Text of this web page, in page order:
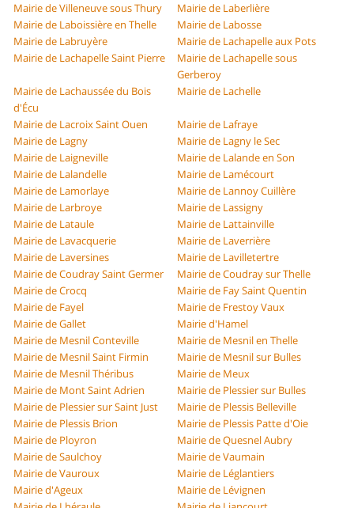
Mairie de Villeneuve sous Thury
Mairie de Laberlière
Mairie de Laboissière en Thelle
Mairie de Labosse
Mairie de Labruyère
Mairie de Lachapelle aux Pots
Mairie de Lachapelle Saint Pierre
Mairie de Lachapelle sous
Gerberoy
Mairie de Lachaussée du Bois
d'Écu
Mairie de Lachelle
Mairie de Lacroix Saint Ouen
Mairie de Lafraye
Mairie de Lagny
Mairie de Lagny le Sec
Mairie de Laigneville
Mairie de Lalande en Son
Mairie de Lalandelle
Mairie de Lamécourt
Mairie de Lamorlaye
Mairie de Lannoy Cuillère
Mairie de Larbroye
Mairie de Lassigny
Mairie de Lataule
Mairie de Lattainville
Mairie de Lavacquerie
Mairie de Laverrière
Mairie de Laversines
Mairie de Lavilletertre
Mairie de Coudray Saint Germer
Mairie de Coudray sur Thelle
Mairie de Crocq
Mairie de Fay Saint Quentin
Mairie de Fayel
Mairie de Frestoy Vaux
Mairie de Gallet
Mairie d'Hamel
Mairie de Mesnil Conteville
Mairie de Mesnil en Thelle
Mairie de Mesnil Saint Firmin
Mairie de Mesnil sur Bulles
Mairie de Mesnil Théribus
Mairie de Meux
Mairie de Mont Saint Adrien
Mairie de Plessier sur Bulles
Mairie de Plessier sur Saint Just
Mairie de Plessis Belleville
Mairie de Plessis Brion
Mairie de Plessis Patte d'Oie
Mairie de Ployron
Mairie de Quesnel Aubry
Mairie de Saulchoy
Mairie de Vaumain
Mairie de Vauroux
Mairie de Léglantiers
Mairie d'Ageux
Mairie de Lévignen